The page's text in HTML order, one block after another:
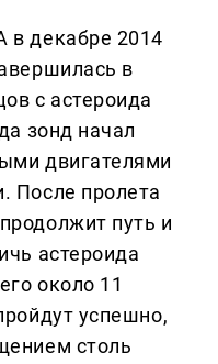
в декабре 2014
в
с астероида
зонд начал
двигателями
После пролета
путь и
астероида
около 11
успешно,
столь